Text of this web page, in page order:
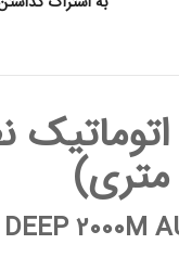
2000M